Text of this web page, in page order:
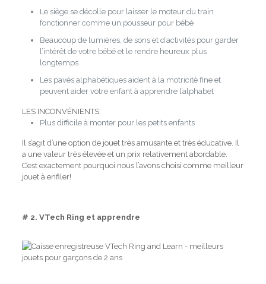
Le siège se décolle pour laisser le moteur du train
fonctionner comme un pousseur pour bébé
Beaucoup de lumières, de sons et d’activités pour garder
l’intérêt de votre bébé et le rendre heureux plus
longtemps
Les pavés alphabétiques aident à la motricité fine et
peuvent aider votre enfant à apprendre l’alphabet
LES INCONVÉNIENTS:
Plus difficile à monter pour les petits enfants
Il s’agit d’une option de jouet très amusante et très éducative. Il
a une valeur très élevée et un prix relativement abordable.
C’est exactement pourquoi nous l’avons choisi comme meilleur
jouet à enfiler!
# 2. VTech Ring et apprendre